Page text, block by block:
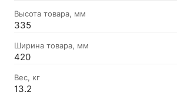
Высота товара, мм
335
Ширина товара, мм
420
Вес, кг
13.2